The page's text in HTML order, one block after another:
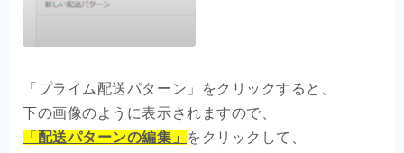
「プライム配送パターン」をクリックすると、
下の画像のように表示されますので、
「配送パターンの編集」
をクリックして、